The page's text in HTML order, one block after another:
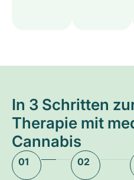
In 3 Schritten
Therapie mit
Cannabis
01 02